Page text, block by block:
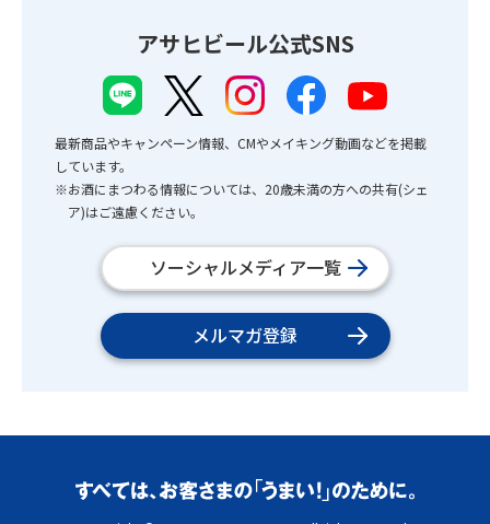
アサヒビール公式SNS
最新商品やキャンペーン情報、CMやメイキング動画などを掲載
しています。
※お酒にまつわる情報については、20歳未満の方への共有(シェ
ア)はご遠慮ください。
ソーシャルメディア一覧
メルマガ登録